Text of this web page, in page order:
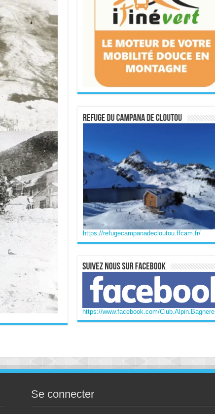
https://refugecampanadecloutou.ffcam.fr/
https://www.facebook.com/
Se connecter